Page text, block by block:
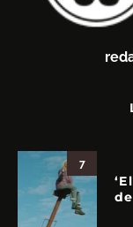
7